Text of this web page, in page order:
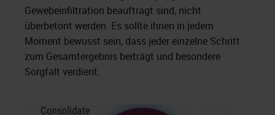
Gewebeinfiltration beauftragt sind, nicht
überbetont werden. Es sollte ihnen in jedem
Moment bewusst sein, dass jeder einzelne Schritt
zum Gesamtergebnis beiträgt und besondere
Sorgfalt verdient.